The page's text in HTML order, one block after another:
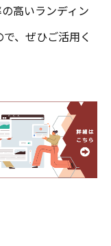
高いランディン
、ぜひご活用く